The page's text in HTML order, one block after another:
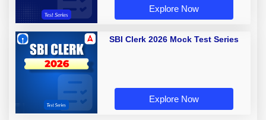
Explore Now
SBI Clerk 2026 Mock Test Series
Explore Now